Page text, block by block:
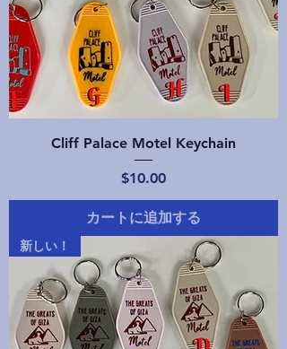
Cliff Palace Motel Keychain
価格
$10.00
カートに追加する
新しい！